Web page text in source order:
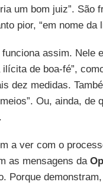
um bom juiz”. São
pior, “em nome da
assim. Nele
ilícita de boa-fé”,
dez medidas.
Ou, ainda, de
a ver com o
as mensagens da
Porque